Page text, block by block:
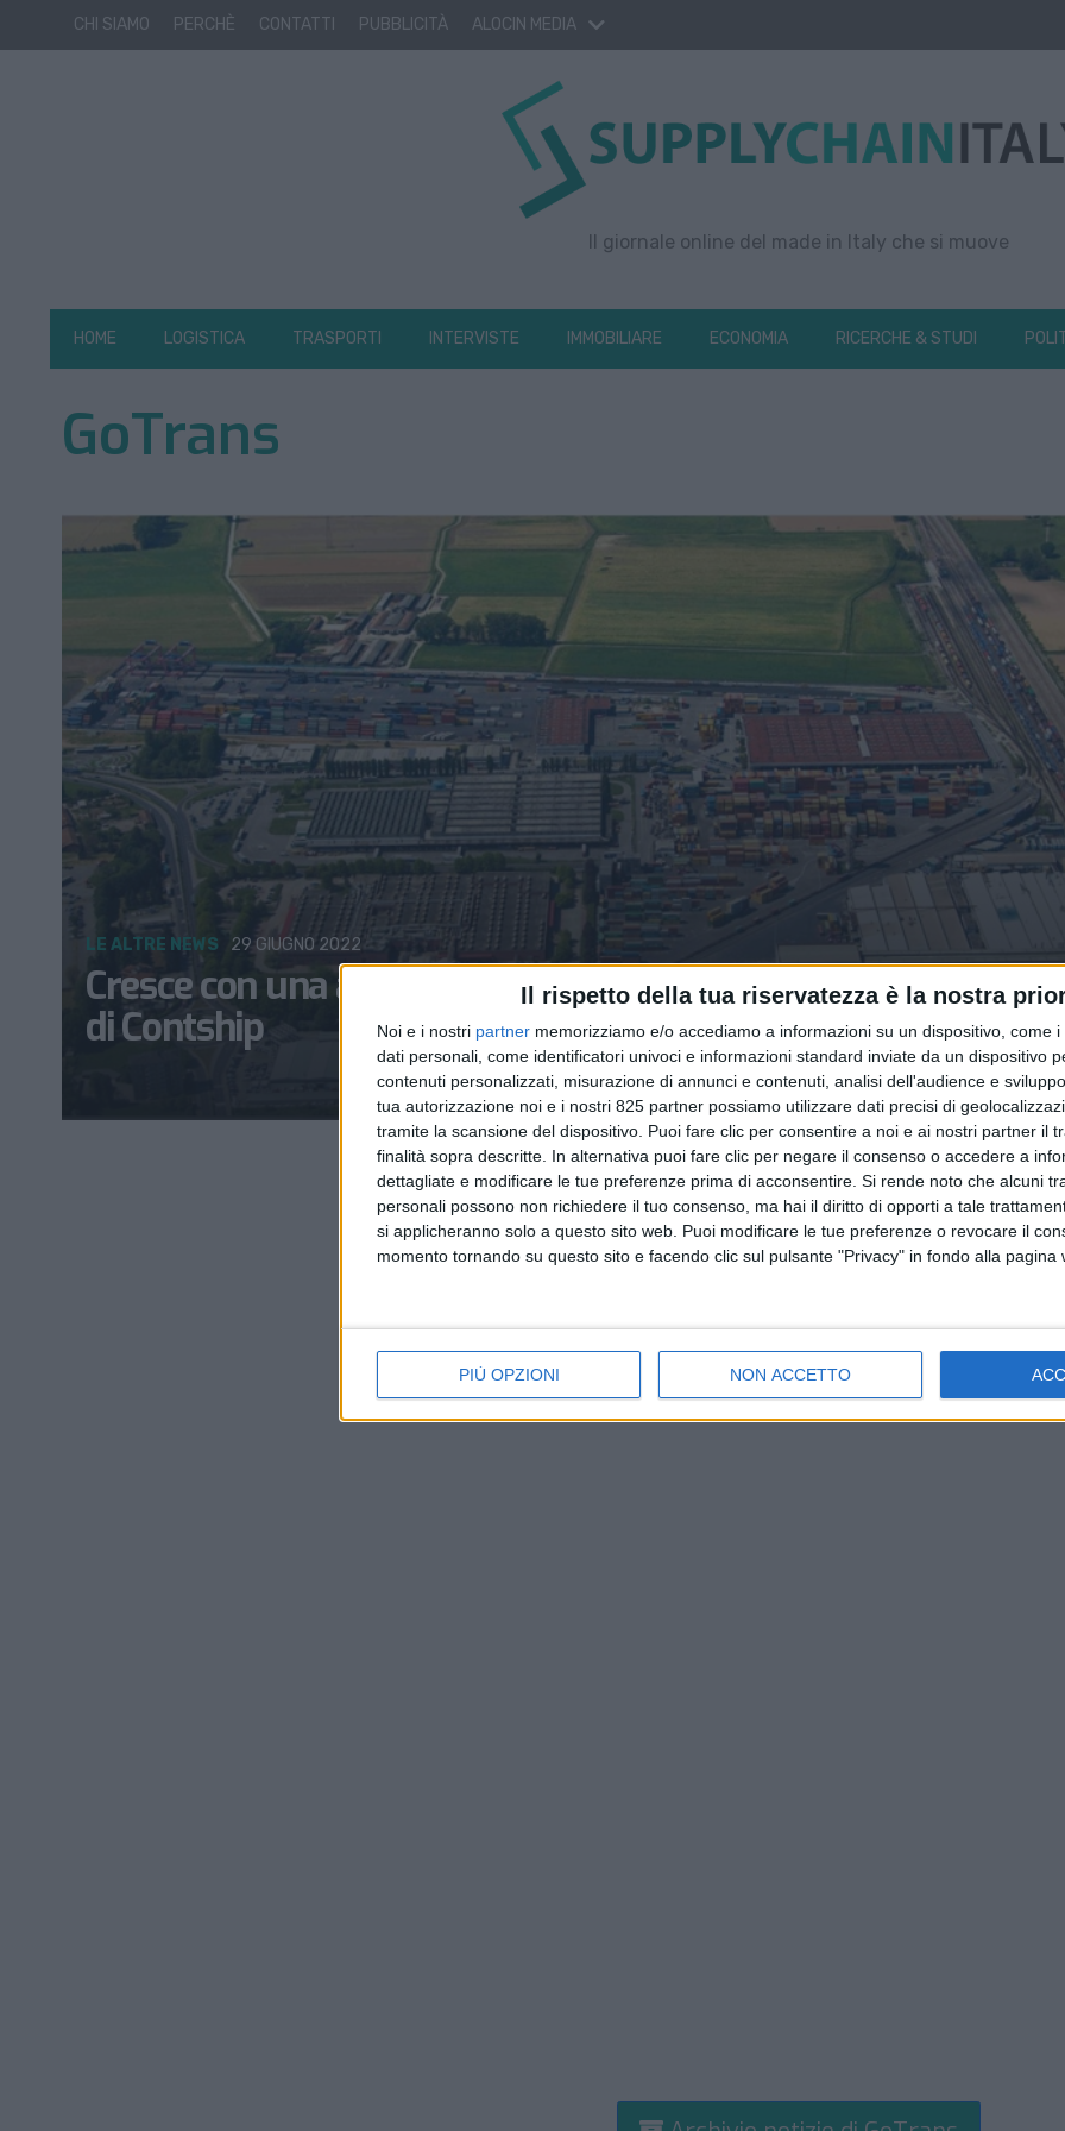
Il rispetto della tua riservatezza è la nostra
Noi e i nostri partner memorizziamo e/o accediamo a informazioni su un dispositivo, come
dati personali, come identificatori univoci e informazioni standard inviate da un dispositivo
contenuti personalizzati, misurazione di annunci e contenuti, analisi dell'audience e
tua autorizzazione noi e i nostri 825 partner possiamo utilizzare dati precisi di
tramite la scansione del dispositivo. Puoi fare clic per consentire a noi e ai nostri partner il
finalità sopra descritte. In alternativa puoi fare clic per negare il consenso o accedere a
dettagliate e modificare le tue preferenze prima di acconsentire. Si rende noto che alcuni
personali possono non richiedere il tuo consenso, ma hai il diritto di opporti a tale
si applicheranno solo a questo sito web. Puoi modificare le tue preferenze o revocare il
momento tornando su questo sito e facendo clic sul pulsante "Privacy" in fondo alla pagina
PIÙ OPZIONI NON ACCETTO
CHI SIAMO PERCHÈ CONTATTI PUBBLICITÀ ALOCIN MEDIA
Il giornale online del made in Italy che si muove
HOME LOGISTICA TRASPORTI INTERVISTE IMMOBILIARE ECONOMIA RICERCHE & STUDI
GoTrans
Cresce con una acquisizione la società di autotrasporto
di Contship
LE ALTRE NEWS 29 GIUGNO 2022